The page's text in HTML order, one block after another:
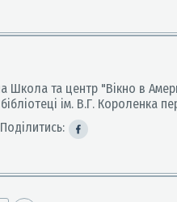
та центр "Вікно в
бібліотеці ім. В.Г.
Поділитись: